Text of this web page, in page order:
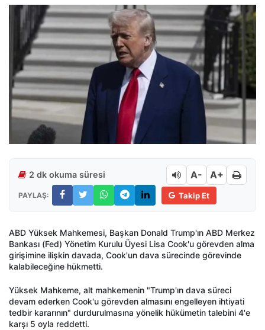
2 dk okuma süresi A- A+
PAYLAŞ: Takip Et
ABD Yüksek Mahkemesi, Başkan Donald Trump'ın ABD Merkez
Bankası (Fed) Yönetim Kurulu Üyesi Lisa Cook'u görevden alma
girişimine ilişkin davada, Cook'un dava sürecinde görevinde
kalabileceğine hükmetti.
Yüksek Mahkeme, alt mahkemenin "Trump'ın dava süreci
devam ederken Cook'u görevden almasını engelleyen ihtiyati
tedbir kararının" durdurulmasına yönelik hükümetin talebini 4'e
karşı 5 oyla reddetti.